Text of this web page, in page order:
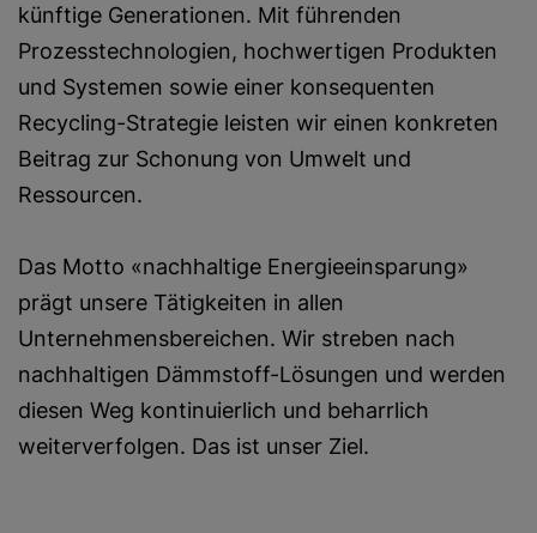
künftige Generationen. Mit führenden
Prozesstechnologien, hochwertigen Produkten
und Systemen sowie einer konsequenten
Recycling-Strategie leisten wir einen konkreten
Beitrag zur Schonung von Umwelt und
Ressourcen.
Das Motto «nachhaltige Energieeinsparung»
prägt unsere Tätigkeiten in allen
Unternehmensbereichen. Wir streben nach
nachhaltigen Dämmstoff-Lösungen und werden
diesen Weg kontinuierlich und beharrlich
weiterverfolgen. Das ist unser Ziel.